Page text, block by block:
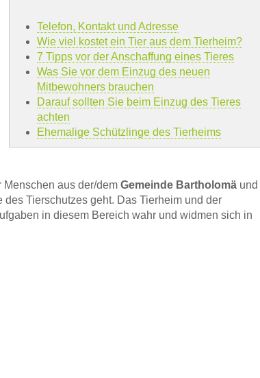
Telefon, Kontakt und Adresse
Wie viel kostet ein Tier aus dem Tierheim?
7 Tipps vor der Anschaffung eines Tieres
Was Sie vor dem Einzug des neuen
Mitbewohners brauchen
Darauf sollten Sie beim Einzug des Tieres
achten
Ehemalige Schützlinge des Tierheims
Menschen aus der/dem Gemeinde Bartholomä und
Tierschutzes geht. Das Tierheim und der
in diesem Bereich wahr und widmen sich in